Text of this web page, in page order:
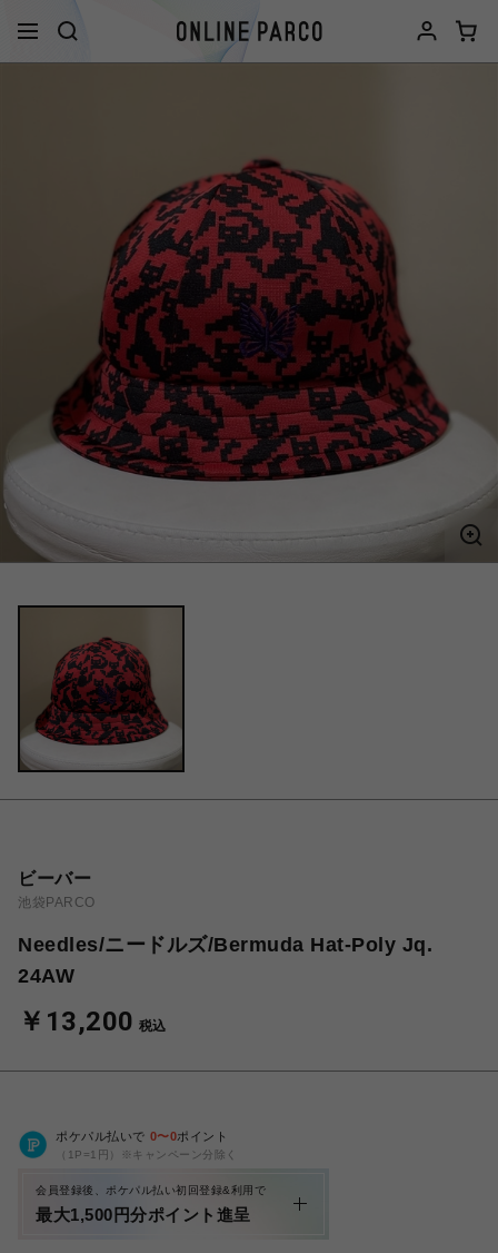
ビーバー
池袋PARCO
Needles/ニードルズ/Bermuda Hat-Poly Jq.
24AW
￥13,200 税込
ポケパル払いで 0〜0ポイント
（1P=1円）※キャンペーン分除く
会員登録後、ポケパル払い初回登録&利用で
最大1,500円分ポイント進呈